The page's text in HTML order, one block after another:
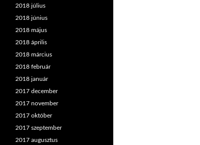
2018 július
2018 június
2018 május
2018 április
2018 március
2018 február
2018 január
2017 december
2017 november
2017 október
2017 szeptember
2017 augusztus